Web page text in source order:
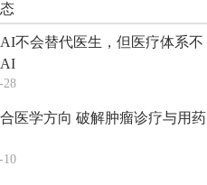
不会替代医生，但医疗体系不
28
医学方向 破解肿瘤诊疗与用药
10